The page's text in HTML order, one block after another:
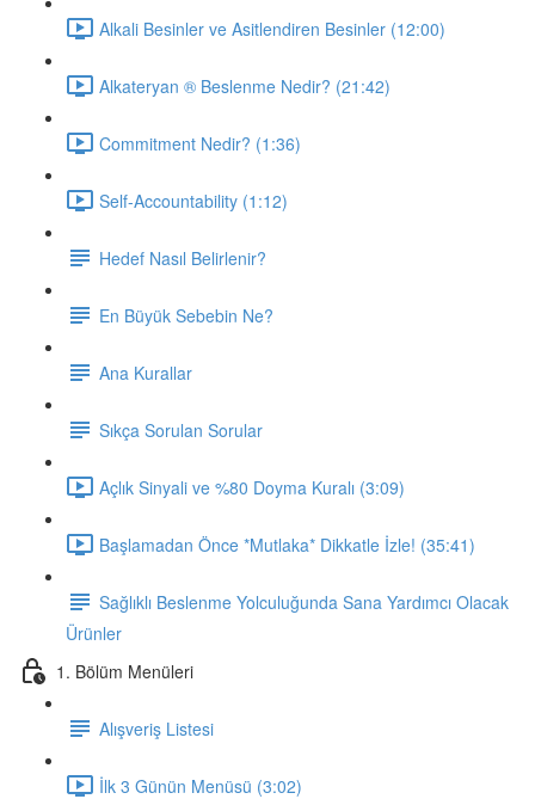
Alkali Besinler ve Asitlendiren Besinler (12:00)
Alkateryan ® Beslenme Nedir? (21:42)
Commitment Nedir? (1:36)
Self-Accountability (1:12)
Hedef Nasıl Belirlenir?
En Büyük Sebebin Ne?
Ana Kurallar
Sıkça Sorulan Sorular
Açlık Sinyali ve %80 Doyma Kuralı (3:09)
Başlamadan Önce *Mutlaka* Dikkatle İzle! (35:41)
Sağlıklı Beslenme Yolculuğunda Sana Yardımcı Olacak
Ürünler
1. Bölüm Menüleri
Alışveriş Listesi
İlk 3 Günün Menüsü (3:02)